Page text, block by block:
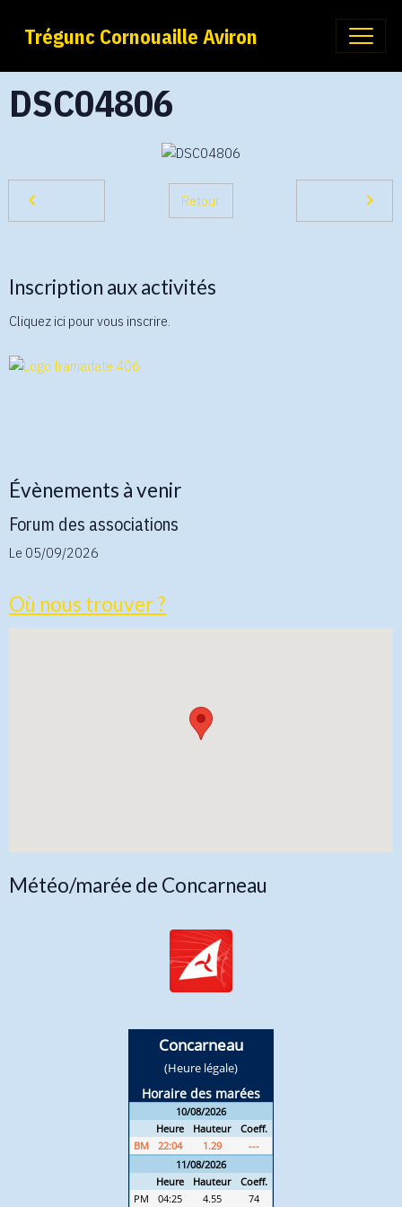
Trégunc Cornouaille Aviron
DSC04806
Retour
Inscription aux activités
Cliquez ici pour vous inscrire.
Évènements à venir
Forum des associations
Le 05/09/2026
Où nous trouver ?
Météo/marée de Concarneau